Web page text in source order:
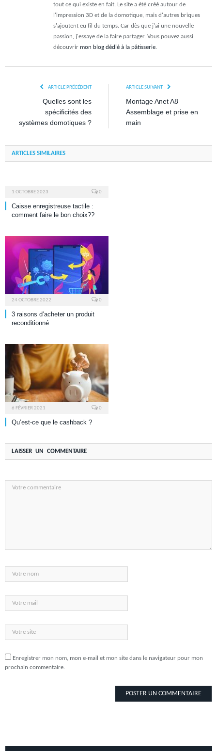
tout ce qui existe en fait. Le site a été créé autour de
l'impression 3D et de la domotique, mais d'autres briques
s'ajoutent eu fil du temps. Car dès que j'ai une nouvelle
passion, j'essaye de la faire partager. Vous pouvez aussi
découvrir mon blog dédié à la pâtisserie.
ARTICLE PRÉCÉDENT
Quelles sont les
spécificités des
systèmes domotiques ?
ARTICLE SUIVANT
Montage Anet A8 –
Assemblage et prise en
main
ARTICLES SIMILAIRES
1 OCTOBRE 2023 0
Caisse enregistreuse tactile :
comment faire le bon choix??
24 OCTOBRE 2022 0
3 raisons d’acheter un produit
reconditionné
6 FÉVRIER 2021 0
Qu’est-ce que le cashback ?
LAISSER UN COMMENTAIRE
Enregistrer mon nom, mon e-mail et mon site dans le navigateur pour mon
prochain commentaire.